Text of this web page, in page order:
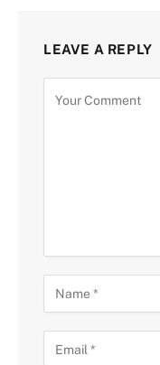
LEAVE A REPLY